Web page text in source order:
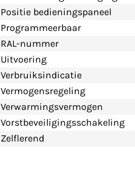
Positie bedieningspaneel
Programmeerbaar
RAL-nummer
Uitvoering
Verbruiksindicatie
Vermogensregeling
Verwarmingsvermogen
Vorstbeveiligingsschakeling
Zelflerend